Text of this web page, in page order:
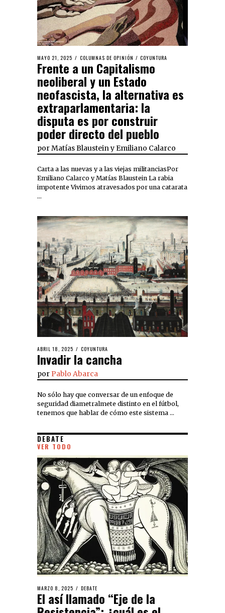
MAYO 21, 2025 COLUMNAS DE OPINIÓN / COYUNTURA
Frente a un Capitalismo
neoliberal y un Estado
neofascista, la alternativa es
extraparlamentaria: la
disputa es por construir
poder directo del pueblo
porMatías BlausteinyEmiliano Calarco
Carta a las nuevas y a las viejas militanciasPor
Emiliano Calarco y Matías Blaustein La rabia
impotente Vivimos atravesados por una catarata
…
ABRIL 18, 2025 COYUNTURA
Invadir la cancha
por Pablo Abarca
No sólo hay que conversar de un enfoque de
seguridad diametralmete distinto en el fútbol,
tenemos que hablar de cómo este sistema …
DEBATE
VER TODO
MARZO 8, 2025 DEBATE
El así llamado “Eje de la